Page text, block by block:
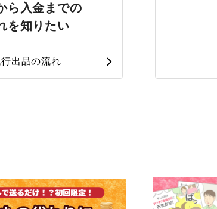
ら入金までの
を知りたい
出品の流れ